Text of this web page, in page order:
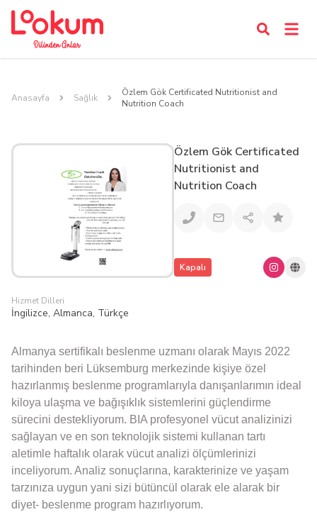
Anasayfa Sağlık
Özlem Gök Certificated Nutritionist and
Nutrition Coach
Özlem Gök Certificated
Nutritionist and
Nutrition Coach
Kapalı
Hizmet Dilleri
İngilizce, Almanca, Türkçe
Almanya sertifikalı beslenme uzmanı olarak Mayıs 2022
tarihinden beri Lüksemburg merkezinde kişiye özel
hazırlanmış beslenme programlarıyla danışanlarımın ideal
kiloya ulaşma ve bağışıklık sistemlerini güçlendirme
sürecini destekliyorum. BIA profesyonel vücut analizinizi
sağlayan ve en son teknolojik sistemi kullanan tartı
aletimle haftalık olarak vücut analizi ölçümlerinizi
inceliyorum. Analiz sonuçlarına, karakterinize ve yaşam
tarzınıza uygun yani sizi bütüncül olarak ele alarak bir
diyet- beslenme program hazırlıyorum.